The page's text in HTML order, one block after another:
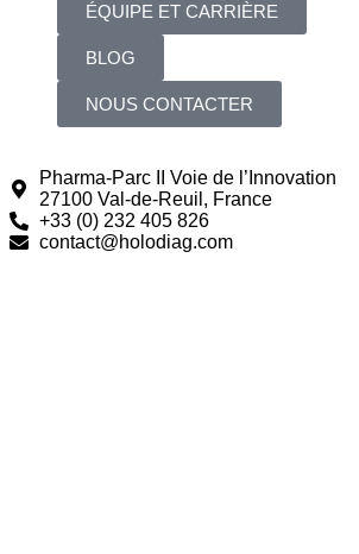
ÉQUIPE ET CARRIÈRE
BLOG
NOUS CONTACTER
Pharma-Parc II Voie de l’Innovation
27100 Val-de-Reuil, France
+33 (0) 232 405 826
contact@holodiag.com